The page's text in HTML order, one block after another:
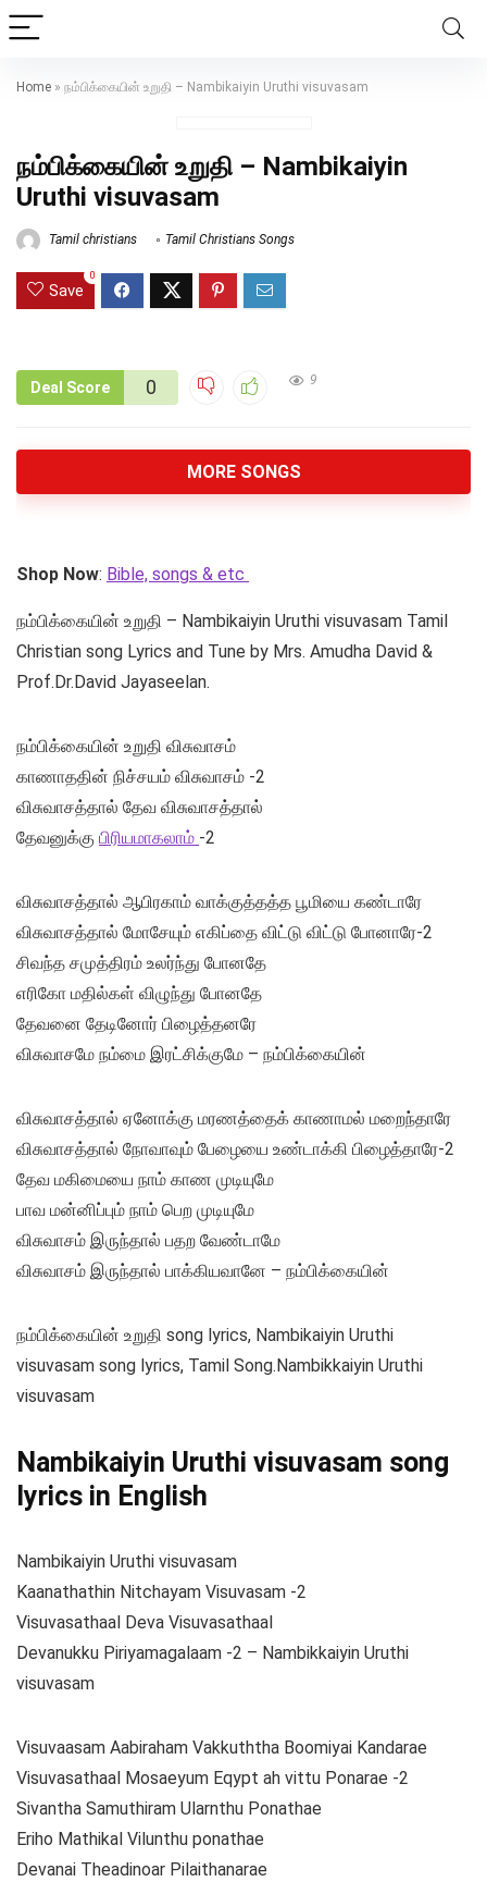
Home » நம்பிக்கையின் உறுதி – Nambikaiyin Uruthi visuvasam
நம்பிக்கையின் உறுதி – Nambikaiyin
Uruthi visuvasam
Tamil christians Tamil Christians Songs
Save
0
Deal Score 0 9
MORE SONGS
Shop Now: Bible, songs & etc
நம்பிக்கையின் உறுதி – Nambikaiyin Uruthi visuvasam Tamil
Christian song Lyrics and Tune by Mrs. Amudha David &
Prof.Dr.David Jayaseelan.
நம்பிக்கையின் உறுதி விசுவாசம்
காணாததின் நிச்சயம் விசுவாசம் -2
விசுவாசத்தால் தேவ விசுவாசத்தால்
தேவனுக்கு பிரியமாகலாம் -2
விசுவாசத்தால் ஆபிரகாம் வாக்குத்தத்த பூமியை கண்டாரே
விசுவாசத்தால் மோசேயும் எகிப்தை விட்டு விட்டு போனாரே-2
சிவந்த சமுத்திரம் உலர்ந்து போனதே
எரிகோ மதில்கள் விழுந்து போனதே
தேவனை தேடினோர் பிழைத்தனரே
விசுவாசமே நம்மை இரட்சிக்குமே – நம்பிக்கையின்
விசுவாசத்தால் ஏனோக்கு மரணத்தைக் காணாமல் மறைந்தாரே
விசுவாசத்தால் நோவாவும் பேழையை உண்டாக்கி பிழைத்தாரே-2
தேவ மகிமையை நாம் காண முடியுமே
பாவ மன்னிப்பும் நாம் பெற முடியுமே
விசுவாசம் இருந்தால் பதற வேண்டாமே
விசுவாசம் இருந்தால் பாக்கியவானே – நம்பிக்கையின்
நம்பிக்கையின் உறுதி song lyrics, Nambikaiyin Uruthi
visuvasam song lyrics, Tamil Song.Nambikkaiyin Uruthi
visuvasam
Nambikaiyin Uruthi visuvasam song
lyrics in English
Nambikaiyin Uruthi visuvasam
Kaanathathin Nitchayam Visuvasam -2
Visuvasathaal Deva Visuvasathaal
Devanukku Piriyamagalaam -2 – Nambikkaiyin Uruthi
visuvasam
Visuvaasam Aabiraham Vakkuththa Boomiyai Kandarae
Visuvasathaal Mosaeyum Eqypt ah vittu Ponarae -2
Sivantha Samuthiram Ularnthu Ponathae
Eriho Mathikal Vilunthu ponathae
Devanai Theadinoar Pilaithanarae